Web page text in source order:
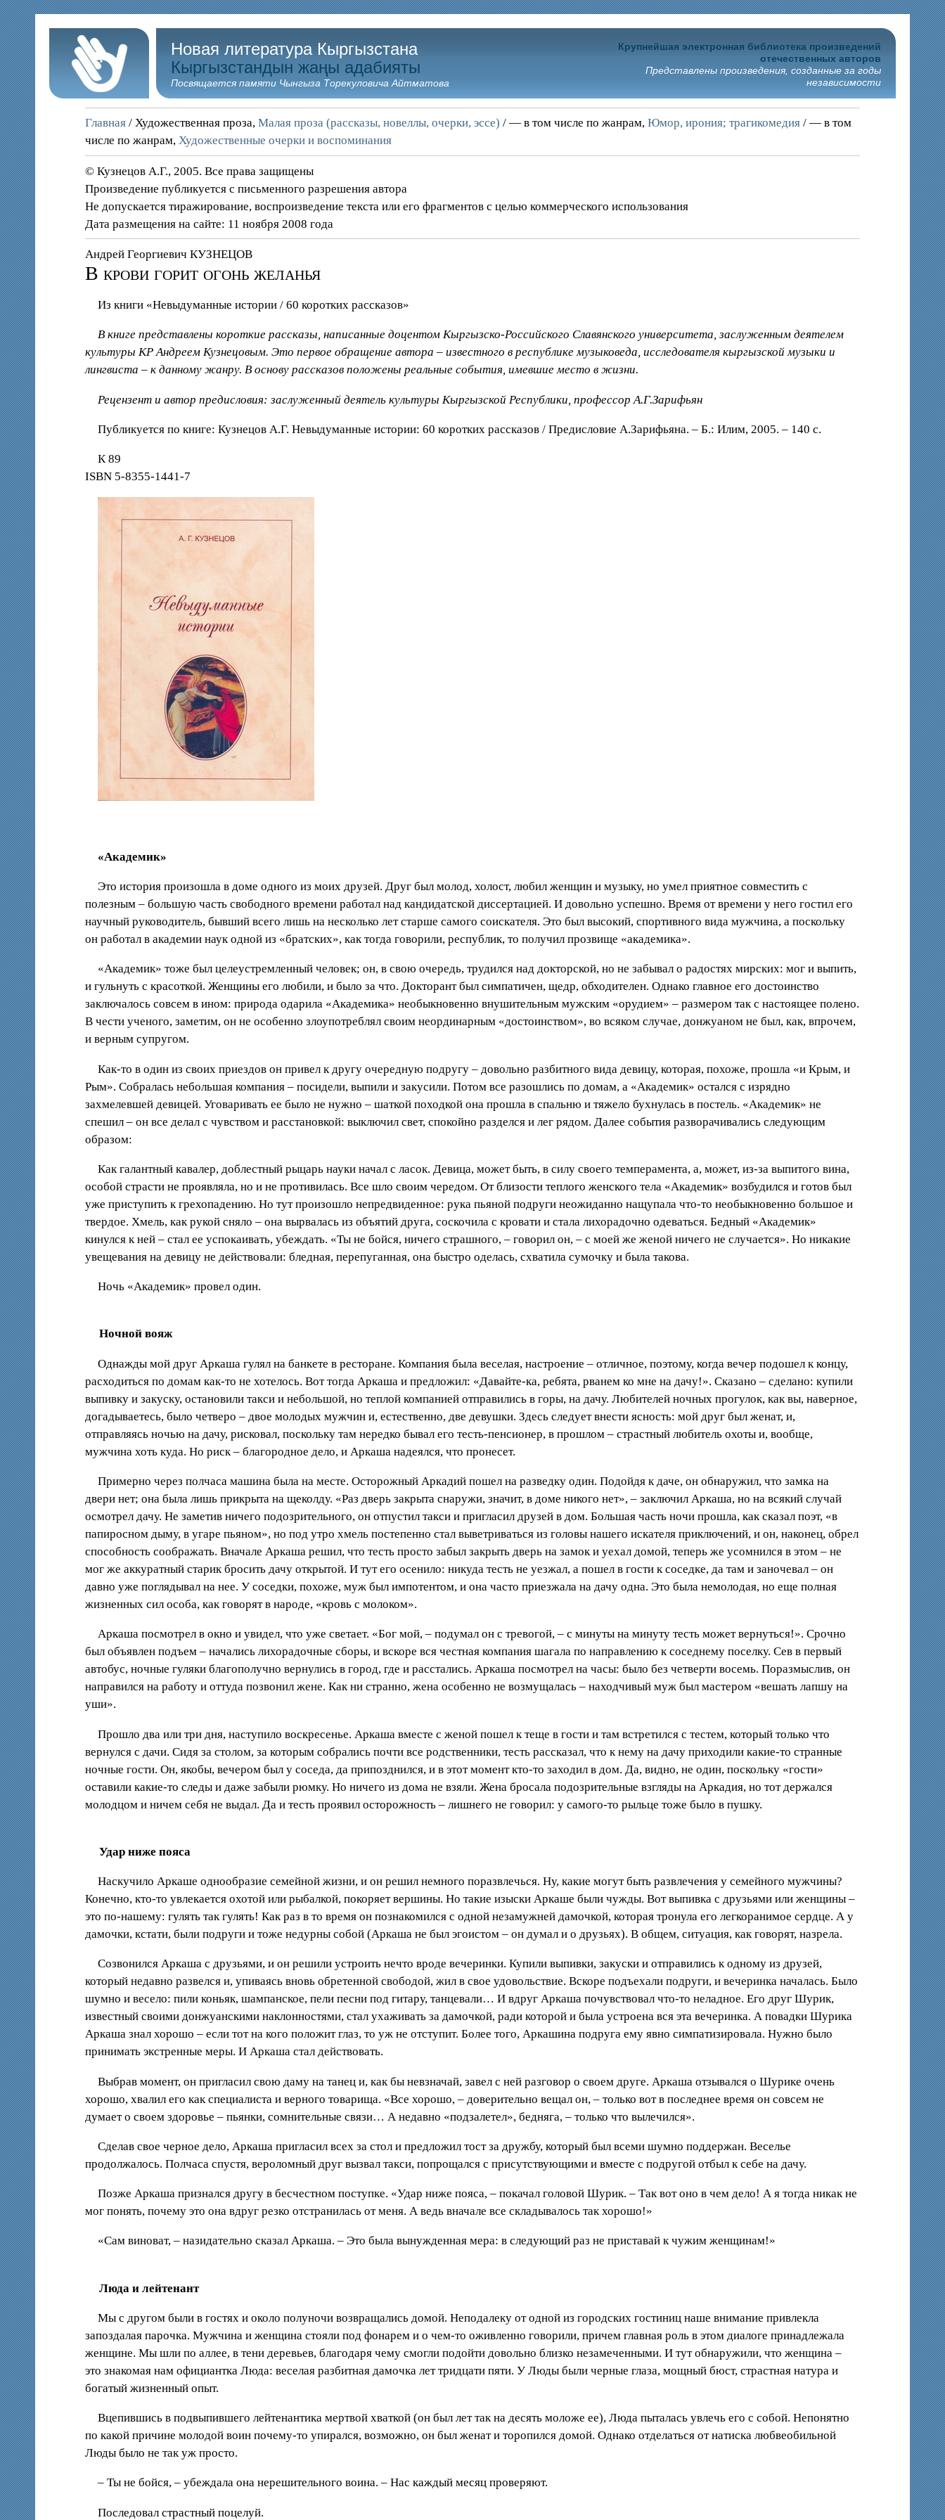
Новая литература Кыргызстана
Кыргызстандын жаңы адабияты
Посвящается памяти Чынгыза Торекуловича Айтматова
Крупнейшая электронная библиотека произведений
отечественных авторов
Представлены произведения, созданные за годы
независимости
Главная / Художественная проза,Малая проза (рассказы, новеллы, очерки, эссе) / — в том числе по жанрам,Юмор, ирония; трагикомедия / — в том
числе по жанрам,Художественные очерки и воспоминания
© Кузнецов А.Г., 2005. Все права защищены
Произведение публикуется с письменного разрешения автора
Не допускается тиражирование, воспроизведение текста или его фрагментов с целью коммерческого использования
Дата размещения на сайте: 11 ноября 2008 года
Андрей Георгиевич КУЗНЕЦОВ
В крови горит огонь желанья
Из книги «Невыдуманные истории / 60 коротких рассказов»
В книге представлены короткие рассказы, написанные доцентом Кыргызско-Российского Славянского университета, заслуженным деятелем
культуры КР Андреем Кузнецовым. Это первое обращение автора – известного в республике музыковеда, исследователя кыргызской музыки и
лингвиста – к данному жанру. В основу рассказов положены реальные события, имевшие место в жизни.
Рецензент и автор предисловия: заслуженный деятель культуры Кыргызской Республики, профессор А.Г.Зарифьян
Публикуется по книге: Кузнецов А.Г. Невыдуманные истории: 60 коротких рассказов / Предисловие А.Зарифьяна. – Б.: Илим, 2005. – 140 с.
К 89
ISBN 5-8355-1441-7
«Академик»
Это история произошла в доме одного из моих друзей. Друг был молод, холост, любил женщин и музыку, но умел приятное совместить с
полезным – большую часть свободного времени работал над кандидатской диссертацией. И довольно успешно. Время от времени у него гостил его
научный руководитель, бывший всего лишь на несколько лет старше самого соискателя. Это был высокий, спортивного вида мужчина, а поскольку
он работал в академии наук одной из «братских», как тогда говорили, республик, то получил прозвище «академика».
«Академик» тоже был целеустремленный человек; он, в свою очередь, трудился над докторской, но не забывал о радостях мирских: мог и выпить,
и гульнуть с красоткой. Женщины его любили, и было за что. Докторант был симпатичен, щедр, обходителен. Однако главное его достоинство
заключалось совсем в ином: природа одарила «Академика» необыкновенно внушительным мужским «орудием» – размером так с настоящее полено.
В чести ученого, заметим, он не особенно злоупотреблял своим неординарным «достоинством», во всяком случае, донжуаном не был, как, впрочем,
и верным супругом.
Как-то в один из своих приездов он привел к другу очередную подругу – довольно разбитного вида девицу, которая, похоже, прошла «и Крым, и
Рым». Собралась небольшая компания – посидели, выпили и закусили. Потом все разошлись по домам, а «Академик» остался с изрядно
захмелевшей девицей. Уговаривать ее было не нужно – шаткой походкой она прошла в спальню и тяжело бухнулась в постель. «Академик» не
спешил – он все делал с чувством и расстановкой: выключил свет, спокойно разделся и лег рядом. Далее события разворачивались следующим
образом:
Как галантный кавалер, доблестный рыцарь науки начал с ласок. Девица, может быть, в силу своего темперамента, а, может, из-за выпитого вина,
особой страсти не проявляла, но и не противилась. Все шло своим чередом. От близости теплого женского тела «Академик» возбудился и готов был
уже приступить к грехопадению. Но тут произошло непредвиденное: рука пьяной подруги неожиданно нащупала что-то необыкновенно большое и
твердое. Хмель, как рукой сняло – она вырвалась из объятий друга, соскочила с кровати и стала лихорадочно одеваться. Бедный «Академик»
кинулся к ней – стал ее успокаивать, убеждать. «Ты не бойся, ничего страшного, – говорил он, – с моей же женой ничего не случается». Но никакие
увещевания на девицу не действовали: бледная, перепуганная, она быстро оделась, схватила сумочку и была такова.
Ночь «Академик» провел один.
Ночной вояж
Однажды мой друг Аркаша гулял на банкете в ресторане. Компания была веселая, настроение – отличное, поэтому, когда вечер подошел к концу,
расходиться по домам как-то не хотелось. Вот тогда Аркаша и предложил: «Давайте-ка, ребята, рванем ко мне на дачу!». Сказано – сделано: купили
выпивку и закуску, остановили такси и небольшой, но теплой компанией отправились в горы, на дачу. Любителей ночных прогулок, как вы, наверное,
догадываетесь, было четверо – двое молодых мужчин и, естественно, две девушки. Здесь следует внести ясность: мой друг был женат, и,
отправляясь ночью на дачу, рисковал, поскольку там нередко бывал его тесть-пенсионер, в прошлом – страстный любитель охоты и, вообще,
мужчина хоть куда. Но риск – благородное дело, и Аркаша надеялся, что пронесет.
Примерно через полчаса машина была на месте. Осторожный Аркадий пошел на разведку один. Подойдя к даче, он обнаружил, что замка на
двери нет; она была лишь прикрыта на щеколду. «Раз дверь закрыта снаружи, значит, в доме никого нет», – заключил Аркаша, но на всякий случай
осмотрел дачу. Не заметив ничего подозрительного, он отпустил такси и пригласил друзей в дом. Большая часть ночи прошла, как сказал поэт, «в
папиросном дыму, в угаре пьяном», но под утро хмель постепенно стал выветриваться из головы нашего искателя приключений, и он, наконец, обрел
способность соображать. Вначале Аркаша решил, что тесть просто забыл закрыть дверь на замок и уехал домой, теперь же усомнился в этом – не
мог же аккуратный старик бросить дачу открытой. И тут его осенило: никуда тесть не уезжал, а пошел в гости к соседке, да там и заночевал – он
давно уже поглядывал на нее. У соседки, похоже, муж был импотентом, и она часто приезжала на дачу одна. Это была немолодая, но еще полная
жизненных сил особа, как говорят в народе, «кровь с молоком».
Аркаша посмотрел в окно и увидел, что уже светает. «Бог мой, – подумал он с тревогой, – с минуты на минуту тесть может вернуться!». Срочно
был объявлен подъем – начались лихорадочные сборы, и вскоре вся честная компания шагала по направлению к соседнему поселку. Сев в первый
автобус, ночные гуляки благополучно вернулись в город, где и расстались. Аркаша посмотрел на часы: было без четверти восемь. Поразмыслив, он
направился на работу и оттуда позвонил жене. Как ни странно, жена особенно не возмущалась – находчивый муж был мастером «вешать лапшу на
уши».
Прошло два или три дня, наступило воскресенье. Аркаша вместе с женой пошел к теще в гости и там встретился с тестем, который только что
вернулся с дачи. Сидя за столом, за которым собрались почти все родственники, тесть рассказал, что к нему на дачу приходили какие-то странные
ночные гости. Он, якобы, вечером был у соседа, да припозднился, и в этот момент кто-то заходил в дом. Да, видно, не один, поскольку «гости»
оставили какие-то следы и даже забыли рюмку. Но ничего из дома не взяли. Жена бросала подозрительные взгляды на Аркадия, но тот держался
молодцом и ничем себя не выдал. Да и тесть проявил осторожность – лишнего не говорил: у самого-то рыльце тоже было в пушку.
Удар ниже пояса
Наскучило Аркаше однообразие семейной жизни, и он решил немного поразвлечься. Ну, какие могут быть развлечения у семейного мужчины?
Конечно, кто-то увлекается охотой или рыбалкой, покоряет вершины. Но такие изыски Аркаше были чужды. Вот выпивка с друзьями или женщины –
это по-нашему: гулять так гулять! Как раз в то время он познакомился с одной незамужней дамочкой, которая тронула его легкоранимое сердце. А у
дамочки, кстати, были подруги и тоже недурны собой (Аркаша не был эгоистом – он думал и о друзьях). В общем, ситуация, как говорят, назрела.
Созвонился Аркаша с друзьями, и он решили устроить нечто вроде вечеринки. Купили выпивки, закуски и отправились к одному из друзей,
который недавно развелся и, упиваясь вновь обретенной свободой, жил в свое удовольствие. Вскоре подъехали подруги, и вечеринка началась. Было
шумно и весело: пили коньяк, шампанское, пели песни под гитару, танцевали… И вдруг Аркаша почувствовал что-то неладное. Его друг Шурик,
известный своими донжуанскими наклонностями, стал ухаживать за дамочкой, ради которой и была устроена вся эта вечеринка. А повадки Шурика
Аркаша знал хорошо – если тот на кого положит глаз, то уж не отступит. Более того, Аркашина подруга ему явно симпатизировала. Нужно было
принимать экстренные меры. И Аркаша стал действовать.
Выбрав момент, он пригласил свою даму на танец и, как бы невзначай, завел с ней разговор о своем друге. Аркаша отзывался о Шурике очень
хорошо, хвалил его как специалиста и верного товарища. «Все хорошо, – доверительно вещал он, – только вот в последнее время он совсем не
думает о своем здоровье – пьянки, сомнительные связи… А недавно «подзалетел», бедняга, – только что вылечился».
Сделав свое черное дело, Аркаша пригласил всех за стол и предложил тост за дружбу, который был всеми шумно поддержан. Веселье
продолжалось. Полчаса спустя, вероломный друг вызвал такси, попрощался с присутствующими и вместе с подругой отбыл к себе на дачу.
Позже Аркаша признался другу в бесчестном поступке. «Удар ниже пояса, – покачал головой Шурик. – Так вот оно в чем дело! А я тогда никак не
мог понять, почему это она вдруг резко отстранилась от меня. А ведь вначале все складывалось так хорошо!»
«Сам виноват, – назидательно сказал Аркаша. – Это была вынужденная мера: в следующий раз не приставай к чужим женщинам!»
Люда и лейтенант
Мы с другом были в гостях и около полуночи возвращались домой. Неподалеку от одной из городских гостиниц наше внимание привлекла
запоздалая парочка. Мужчина и женщина стояли под фонарем и о чем-то оживленно говорили, причем главная роль в этом диалоге принадлежала
женщине. Мы шли по аллее, в тени деревьев, благодаря чему смогли подойти довольно близко незамеченными. И тут обнаружили, что женщина –
это знакомая нам официантка Люда: веселая разбитная дамочка лет тридцати пяти. У Люды были черные глаза, мощный бюст, страстная натура и
богатый жизненный опыт.
Вцепившись в подвыпившего лейтенантика мертвой хваткой (он был лет так на десять моложе ее), Люда пыталась увлечь его с собой. Непонятно
по какой причине молодой воин почему-то упирался, возможно, он был женат и торопился домой. Однако отделаться от натиска любвеобильной
Люды было не так уж просто.
– Ты не бойся, – убеждала она нерешительного воина. – Нас каждый месяц проверяют.
Последовал страстный поцелуй.